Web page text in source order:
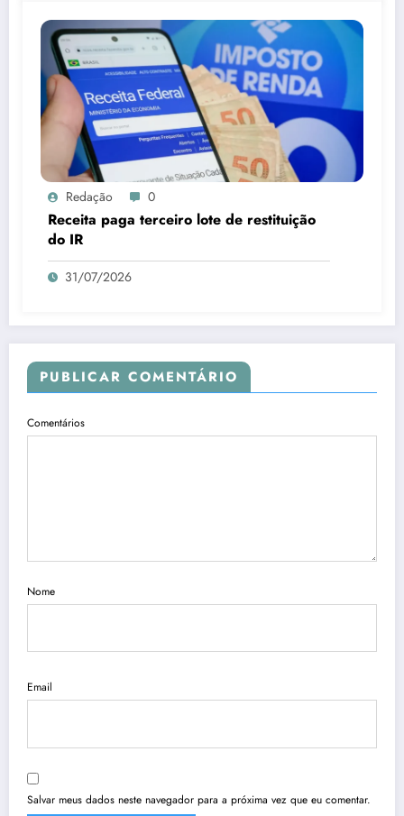
Redação 0
Receita paga terceiro lote de restituição
do IR
31/07/2026
PUBLICAR COMENTÁRIO
Comentários
Nome
Email
Salvar meus dados neste navegador para a próxima vez que eu comentar.